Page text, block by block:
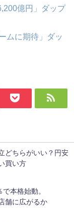
億円」ダップ
ムに期待」ダッ
どちらがいい？円安
買い方
本格始動。
舗に広がるか